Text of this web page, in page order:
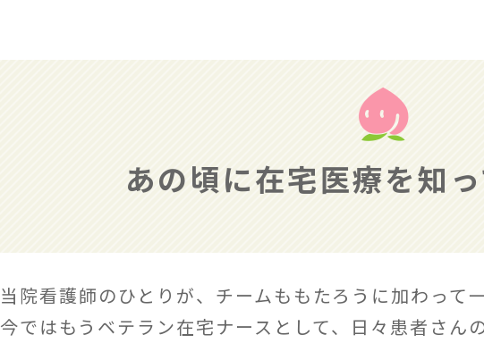
あの頃に在宅医療を知
当院看護師のひとりが、チームももたろうに加わって
今ではもうベテラン在宅ナースとして、日々患者さん